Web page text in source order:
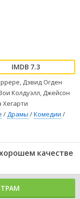
полиция. Но
к девочке, они
в путь, полный
7.3
Дэвид Огден
Колдуэлл, Джейсон
/Драмы /Комедии /
качестве